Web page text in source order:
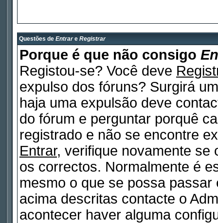
Questões de Entrare Registrar
Porque é que não consigo
Registou-se? Você deve
expulso dos fóruns? Surgirá
haja uma expulsão deve
do fórum e perguntar porquê
registrado e não se encontre
Entrar, verifique novamente se
os correctos. Normalmente é
mesmo o que se possa
acima descritas contacte o
acontecer haver alguma